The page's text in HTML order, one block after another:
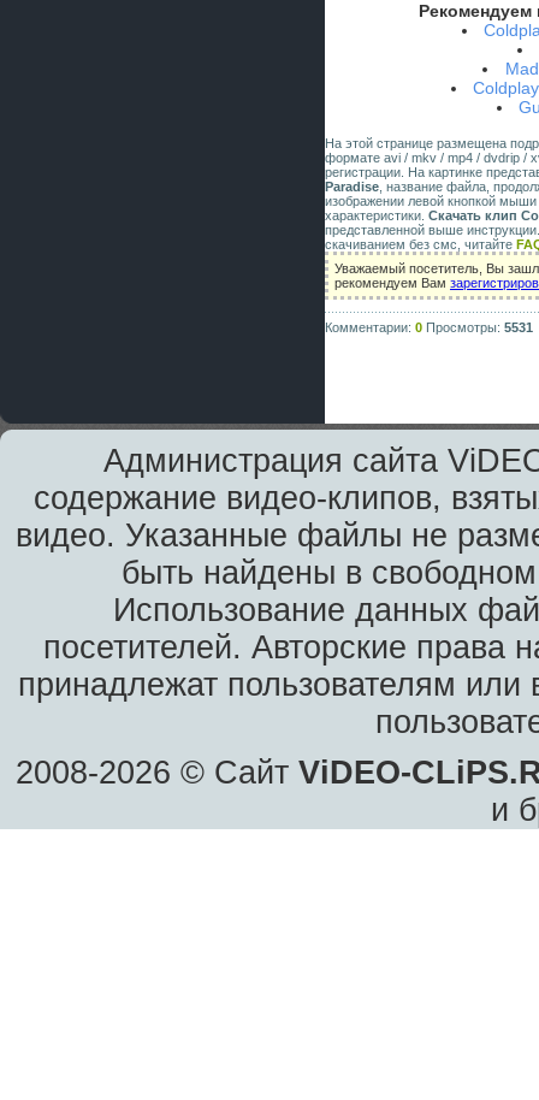
Рекомендуем
На этой странице размещена
формате avi / mkv / mp4 / dvdrip /
регистрации. На картинке
Paradise , название файла,
изображении левой кнопкой
характеристики. Скачать клип
представленной выше
скачиванием без смс, читайте
Уважаемый посетитель, Вы
рекомендуем Вам
Комментарии: 0 Просмотры: 5531
Администрация сайта
содержание видео-клипов,
видео. Указанные файлы не
быть найдены в
Использование данных
посетителей. Авторские права
принадлежат пользователям или
2008-2026 © Сайт ViDEO-
и